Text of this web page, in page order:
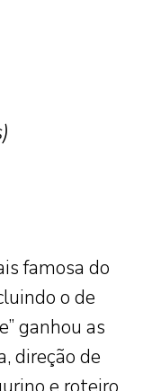
famosa do
o de
ganhou as
direção de